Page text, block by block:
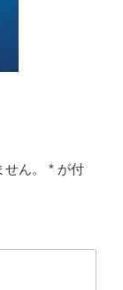
ん。 * が付